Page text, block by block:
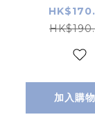
TEE 男裝運
黃色
加入購